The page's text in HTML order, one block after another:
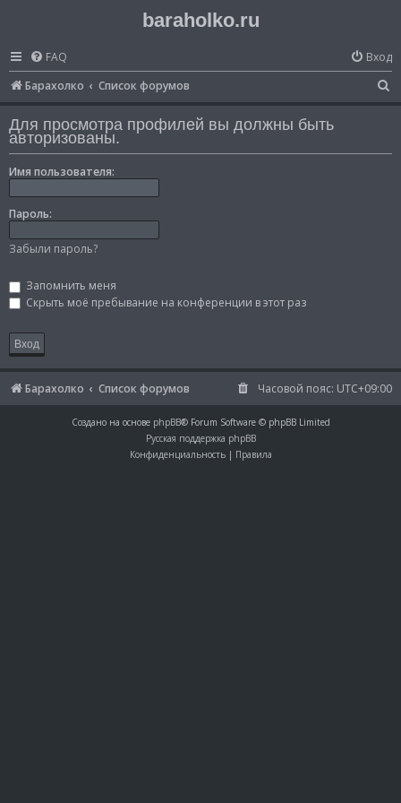
baraholko.ru
FAQ
Вход
Барахолко
Список форумов
о
с
Для просмотра профилей вы должны быть
авторизованы.
Имя пользователя:
Пароль:
Забыли пароль?
Запомнить меня
Скрыть моё пребывание на конференции в этот раз
Барахолко Список форумов Часовой пояс: UTC+09:00
Создано на основе phpBB® Forum Software © phpBB Limited
Русская поддержка phpBB
Конфиденциальность| Правила